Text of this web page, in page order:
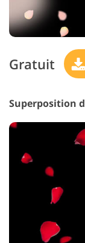
Gratuit
Superposition